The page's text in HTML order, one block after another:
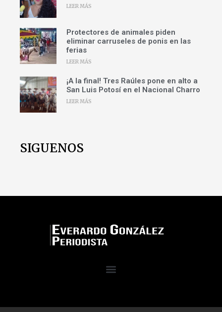
LEER MÁS
Protectores de animales piden
eliminar carruseles de ponis en las
ferias
LEER MÁS
¡A la final! Tres Raúles pone en alto a
San Luis Potosí en el Nacional Charro
LEER MÁS
SIGUENOS